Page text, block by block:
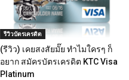
รีวิวบัตรเครดิต
(รีวิว) เคยสงสัยมั๊ย ทำไมใครๆ ก็
อยาก สมัครบัตรเครดิต KTC Visa
Platinum